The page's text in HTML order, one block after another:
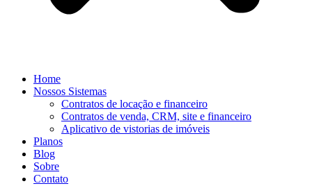
Home
Nossos Sistemas
Contratos de locação e financeiro
Contratos de venda, CRM, site e financeiro
Aplicativo de vistorias de imóveis
Planos
Blog
Sobre
Contato